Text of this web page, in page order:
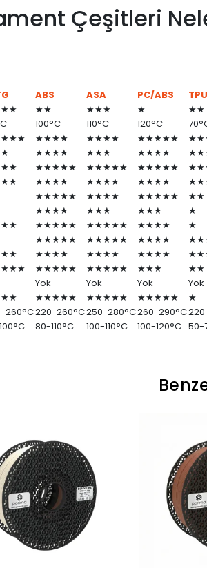
Çeşitleri
ABS ASA PC/ABS
★★ ★★★ ★
★★
100°C 110°C 120°C
★★★★ ★★★★ ★★★★★
★★★★ ★★★ ★★★★
★★★★★ ★★★★★ ★★★★★
★★★★ ★★★★ ★★★★
★★★★★ ★★★★ ★★★★★
★★
★★★★ ★★★ ★★★
★
★★★★★ ★★★★★ ★★★★
★
★★★★★ ★★★★★ ★★★★
★★★★ ★★★★ ★★★★
★★★★★ ★★★★★ ★★★
★★
Yok Yok Yok
Yok
★★★★★ ★★★★★ ★★★★★
★
260°C220-260°C250-280°C260-290°C
80-110°C 100-110°C 100-120°C 50-